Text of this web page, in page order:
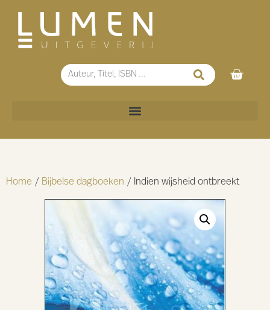
Home / Bijbelse dagboeken / Indien wijsheid ontbreekt